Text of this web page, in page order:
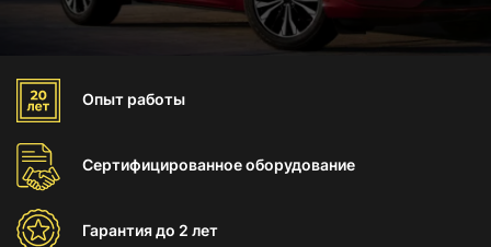
Опыт работы
Сертифицированноеоборудование
Гарантиядо 2 лет